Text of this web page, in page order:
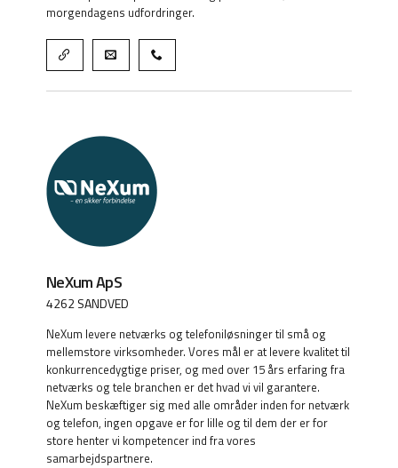
morgendagens udfordringer.
NeXum ApS
4262 SANDVED
NeXum levere netværks og telefoniløsninger til små og
mellemstore virksomheder. Vores mål er at levere kvalitet til
konkurrencedygtige priser, og med over 15 års erfaring fra
netværks og tele branchen er det hvad vi vil garantere.
NeXum beskæftiger sig med alle områder inden for netværk
og telefon, ingen opgave er for lille og til dem der er for
store henter vi kompetencer ind fra vores
samarbejdspartnere.